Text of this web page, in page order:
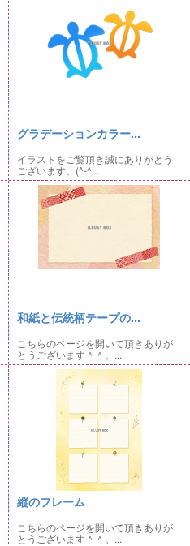
グラデーションカラー...
イラストをご覧頂き誠にありがとう
ございます。(^-^...
和紙と伝統柄テープの...
こちらのページを開いて頂きありが
とうございます＾＾。...
縦のフレーム
こちらのページを開いて頂きありが
とうございます＾＾。...